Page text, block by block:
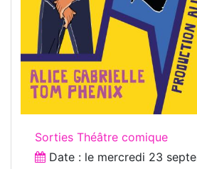
Sorties Théâtre comique
Date : le mercredi 23